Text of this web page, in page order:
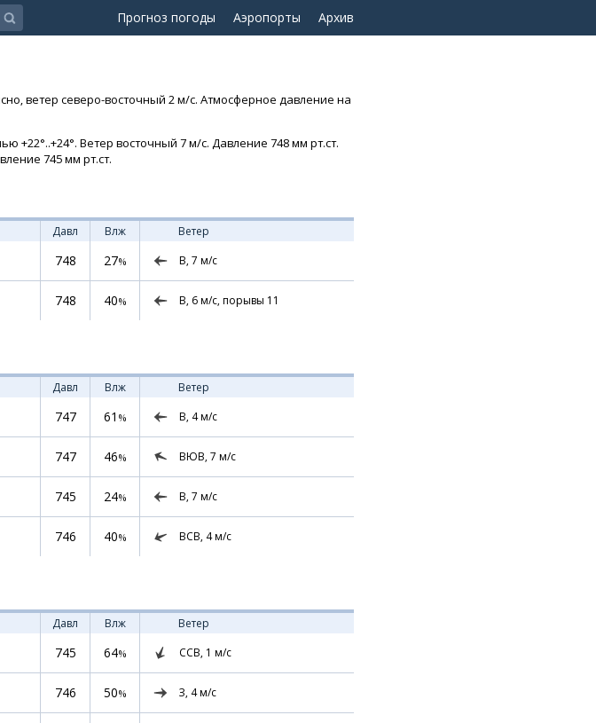
Прогноз погоды Аэропорты Архив
ветер северо-восточный 2 м/с. Атмосферное давление на
+22°..+24°. Ветер восточный 7 м/с. Давление 748 мм рт.ст.
745 мм рт.ст.
Давл Влж
Ветер
748 27% В, 7 м/с
748 40% В, 6м/с, порывы 11
Давл Влж
Ветер
747 61 % В, 4м/с
747 46% ВЮВ, 7 м/с
745 24% В, 7 м/с
746 40% ВСВ, 4м/с
Давл Влж
Ветер
745 64% ССВ, 1 м/с
746 50% З, 4м/с